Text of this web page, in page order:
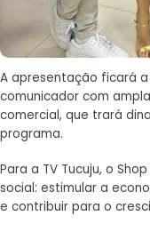
A apresentação ficará
comunicador com
comercial, que trará
programa.
Para a TV Tucuju, o
social: estimular a
e contribuir para o